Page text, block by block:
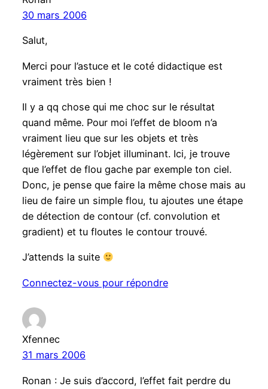
30 mars 2006
Salut,
Merci pour l’astuce et le coté didactique est
vraiment très bien !
Il y a qq chose qui me choc sur le résultat
quand même. Pour moi l’effet de bloom n’a
vraiment lieu que sur les objets et très
légèrement sur l’objet illuminant. Ici, je trouve
que l’effet de flou gache par exemple ton ciel.
Donc, je pense que faire la même chose mais au
lieu de faire un simple flou, tu ajoutes une étape
de détection de contour (cf. convolution et
gradient) et tu floutes le contour trouvé.
J’attends la suite
Connectez-vous pour répondre
Xfennec
31 mars 2006
Ronan : Je suis d’accord, l’effet fait perdre du